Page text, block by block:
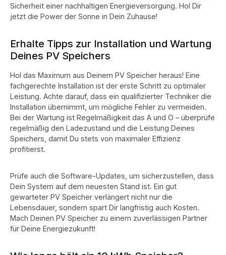
Sicherheit einer nachhaltigen Energieversorgung. Hol Dir
jetzt die Power der Sonne in Dein Zuhause!
Erhalte Tipps zur Installation und Wartung
Deines PV Speichers
Hol das Maximum aus Deinem PV Speicher heraus! Eine
fachgerechte Installation ist der erste Schritt zu optimaler
Leistung. Achte darauf, dass ein qualifizierter Techniker die
Installation übernimmt, um mögliche Fehler zu vermeiden.
Bei der Wartung ist Regelmäßigkeit das A und O – überprüfe
regelmäßig den Ladezustand und die Leistung Deines
Speichers, damit Du stets von maximaler Effizienz
profitierst.
Prüfe auch die Software-Updates, um sicherzustellen, dass
Dein System auf dem neuesten Stand ist. Ein gut
gewarteter PV Speicher verlängert nicht nur die
Lebensdauer, sondern spart Dir langfristig auch Kosten.
Mach Deinen PV Speicher zu einem zuverlässigen Partner
für Deine Energiezukunft!